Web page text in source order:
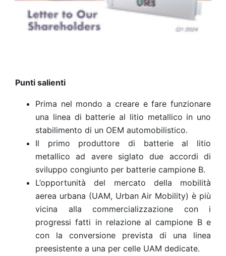
Punti salienti
Prima nel mondo a creare e fare funzionare
una linea di batterie al litio metallico in uno
stabilimento di un OEM automobilistico.
Il primo produttore di batterie al litio
metallico ad avere siglato due accordi di
sviluppo congiunto per batterie campione B.
L’opportunità del mercato della mobilità
aerea urbana (UAM, Urban Air Mobility) è più
vicina alla commercializzazione con i
progressi fatti in relazione al campione B e
con la conversione prevista di una linea
preesistente a una per celle UAM dedicate.